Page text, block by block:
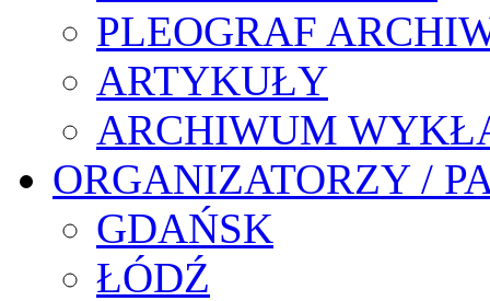
PLEOGRAF
ARTYKUŁY
ARCHIWUM
ORGANIZATORZY /
GDAŃSK
ŁÓDŹ